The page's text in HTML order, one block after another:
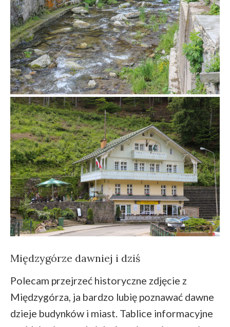
Międzygórze dawniej i dziś
Polecam przejrzeć historyczne zdjęcie z
Międzygórza, ja bardzo lubię poznawać dawne
dzieje budynków i miast. Tablice informacyjne